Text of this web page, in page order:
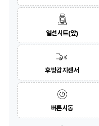
열선시트(앞)
후방감지센서
버튼시동